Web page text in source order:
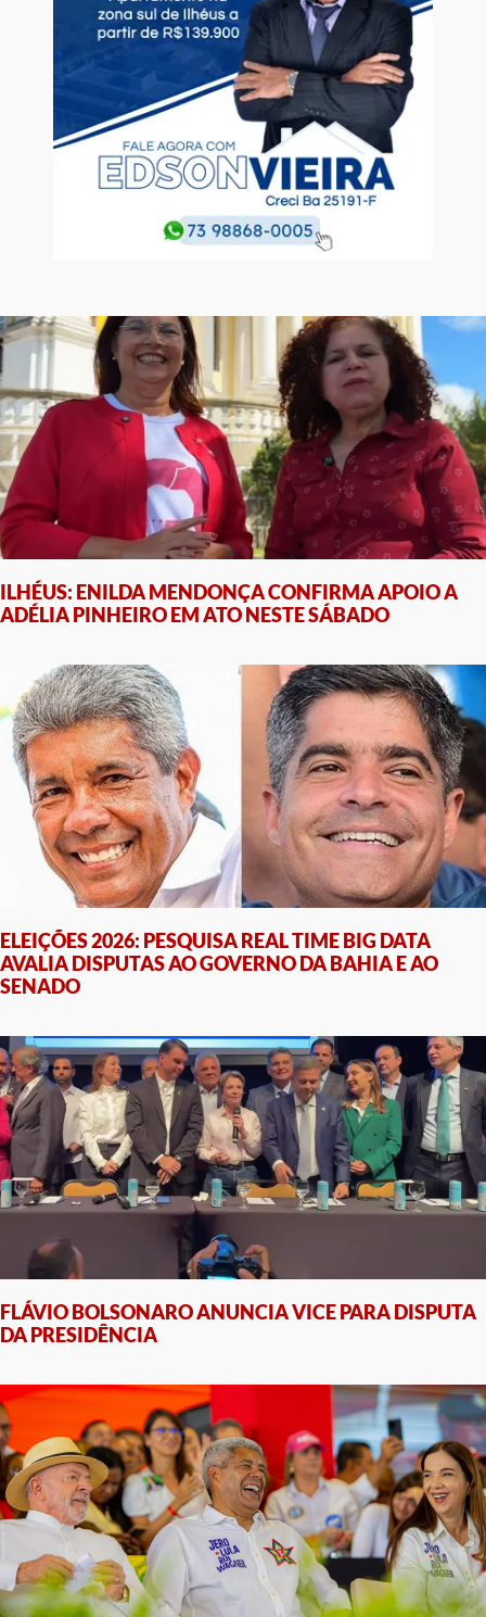
ILHÉUS: ENILDA MENDONÇA CONFIRMA APOIO A
ADÉLIA PINHEIRO EM ATO NESTE SÁBADO
ELEIÇÕES 2026: PESQUISA REAL TIME BIG DATA
AVALIA DISPUTAS AO GOVERNO DA BAHIA E AO
SENADO
FLÁVIO BOLSONARO ANUNCIA VICE PARA DISPUTA
DA PRESIDÊNCIA